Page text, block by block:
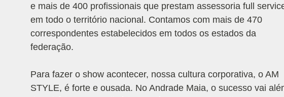
e mais de 400 profissionais que prestam assessoria full
em todo o território nacional. Contamos com mais de 470
correspondentes estabelecidos em todos os estados da
federação.
Para fazer o show acontecer, nossa cultura corporativa, o AM
STYLE, é forte e ousada. No Andrade Maia, o sucesso vai